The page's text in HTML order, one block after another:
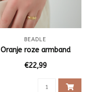
BEADLE
Oranje roze armband
€22,99